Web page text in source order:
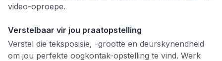
video-oproepe.
Verstelbaar vir jou praatopstelling
Verstel die teksposisie, -grootte en deurskynendheid
om jou perfekte oogkontak-opstelling te vind. Werk